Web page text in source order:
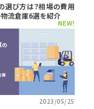
選び方は？相場の費用
流倉庫6選を紹介
NEW!
2023/05/25